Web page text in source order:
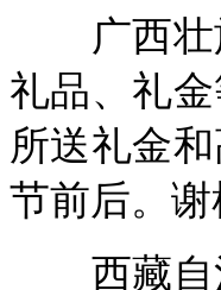
广西壮族
礼品、礼
所送礼金
节前后。
西藏自治